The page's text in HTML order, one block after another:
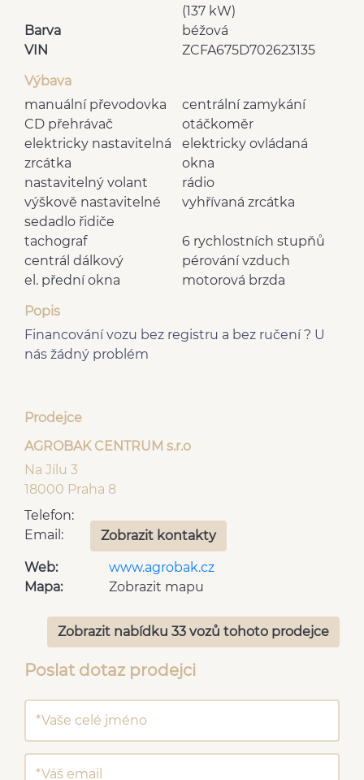
(137 kW)
Barva
béžová
VIN
ZCFA675D702623135
Výbava
centrální zamykání
manuální převodovka
otáčkoměr
CD přehrávač
elektricky ovládaná
okna
elektricky nastavitelná
zrcátka
rádio
nastavitelný volant
vyhřívaná zrcátka
výškově nastavitelné
sedadlo řidiče
6 rychlostních stupňů
tachograf
pérování vzduch
centrál dálkový
motorová brzda
el. přední okna
Popis
Financování vozu bez registru a bez ručení ? U
nás žádný problém
Prodejce
AGROBAK CENTRUM s.r.o
Na Jílu 3
18000 Praha 8
Telefon:
Email:
Zobrazit kontakty
Web:
www.agrobak.cz
Mapa:
Zobrazit mapu
Zobrazit nabídku 33 vozů tohoto prodejce
Poslat dotaz prodejci